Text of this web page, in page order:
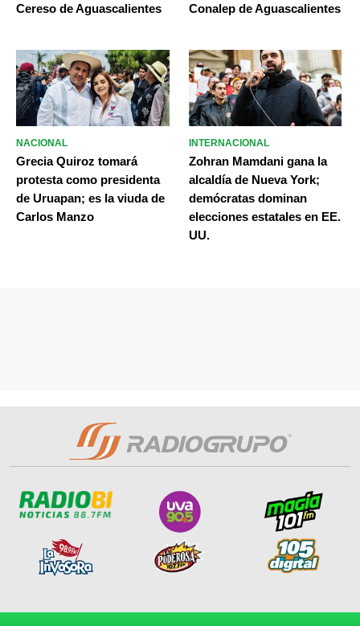
Cereso de Aguascalientes
Conalep de Aguascalientes
NACIONAL
Grecia Quiroz tomará
protesta como presidenta
de Uruapan; es la viuda de
Carlos Manzo
INTERNACIONAL
Zohran Mamdani gana la
alcaldía de Nueva York;
demócratas dominan
elecciones estatales en EE.
UU.